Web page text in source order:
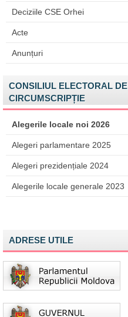
Deciziile CSE Orhei
Acte
Anunțuri
CONSILIUL ELECTORAL DE
CIRCUMSCRIPȚIE
Alegerile locale noi 2026
Alegeri parlamentare 2025
Alegeri prezidențiale 2024
Alegerile locale generale 2023
ADRESE UTILE